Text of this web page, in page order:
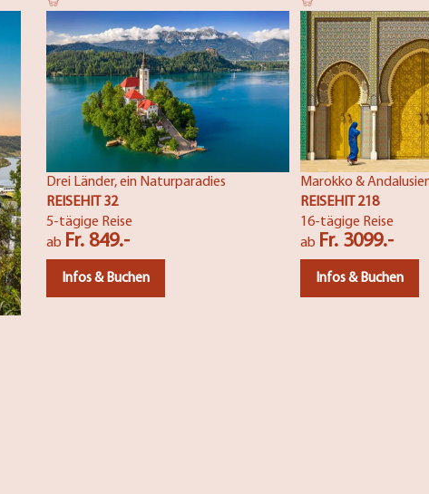
Drei Länder, ein Naturparadies
REISEHIT 32
5-tägige Reise
ab Fr. 849.-
Infos & Buchen
Marokko &
REISEHIT 218
16-tägige Reise
ab Fr. 3099.-
Infos & Buchen